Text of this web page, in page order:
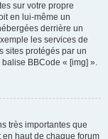
sur votre propre
en lui-même un
derrière un
les services de
sites protégés par un
BBCode « [img] ».
très importantes que
haut de chaque forum